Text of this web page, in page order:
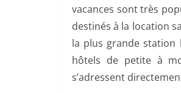
vacances sont très
destinés à la location
la plus grande station
hôtels de petite à
s’adressent